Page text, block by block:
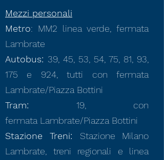
Mezzi personali
Metro: MM2 linea verde, fermata
Lambrate
Autobus: 39, 45, 53, 54, 75, 81, 93,
175 e 924, tutti con fermata
Lambrate/Piazza Bottini
Tram: 19, con
fermata Lambrate/Piazza Bottini
Stazione Treni: Stazione Milano
Lambrate, treni regionali e linea